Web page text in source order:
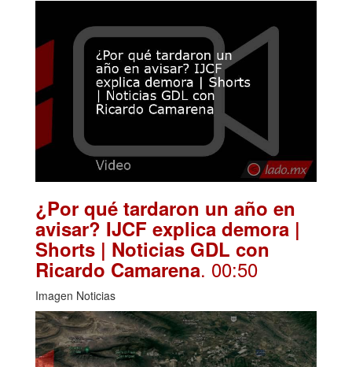
¿Por qué tardaron un año en
avisar? IJCF explica demora |
Shorts | Noticias GDL con
Ricardo Camarena. 00:50
Imagen Noticias